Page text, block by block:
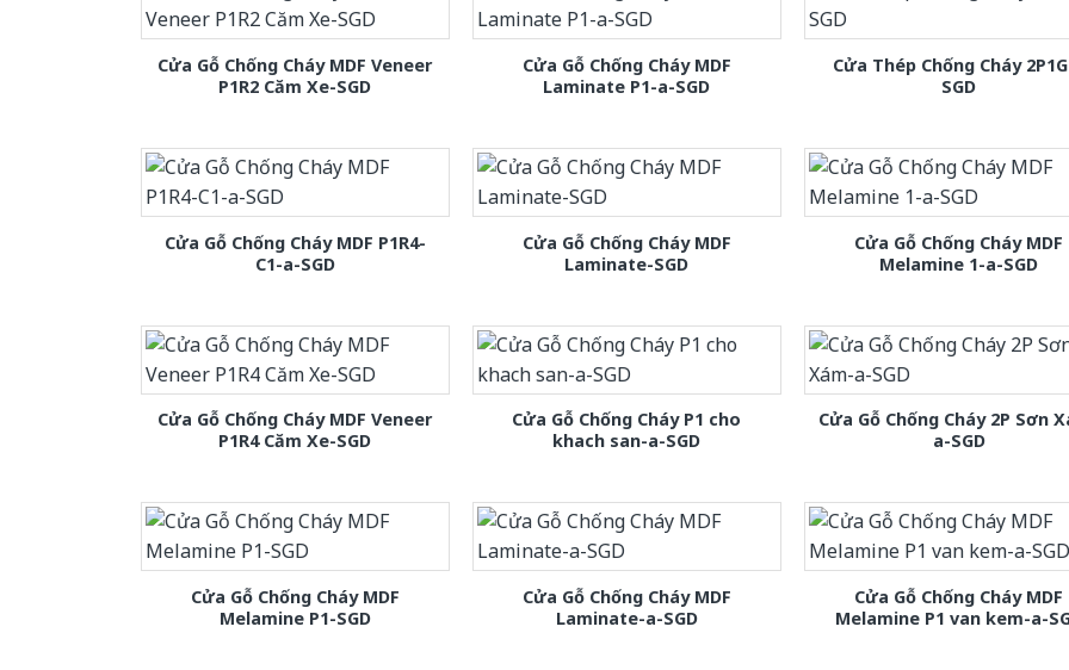
Cửa Gỗ Chống Cháy MDF Veneer
P1R2 Căm Xe-SGD
Cửa Gỗ Chống Cháy MDF
Laminate P1-a-SGD
Cửa Thép Chống Cháy
SGD
Cửa Gỗ Chống Cháy MDF P1R4-
C1-a-SGD
Cửa Gỗ Chống Cháy MDF
Laminate-SGD
Cửa Gỗ Chống Cháy MDF
Melamine 1-a-SGD
Cửa Gỗ Chống Cháy MDF Veneer
P1R4 Căm Xe-SGD
Cửa Gỗ Chống Cháy P1 cho
khach san-a-SGD
Cửa Gỗ Chống Cháy 2P Sơn
a-SGD
Cửa Gỗ Chống Cháy MDF
Melamine P1-SGD
Cửa Gỗ Chống Cháy MDF
Laminate-a-SGD
Cửa Gỗ Chống Cháy MDF
Melamine P1 van kem-a-